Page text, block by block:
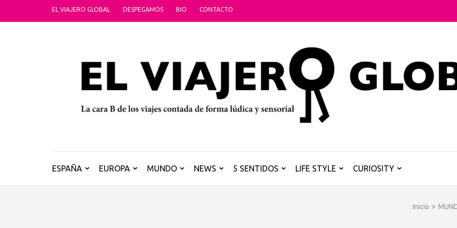
EL VIAJERO GLOBAL DESPEGAMOS BIO CONTACTO
ESPAÑA EUROPA MUNDO NEWS 5 SENTIDOS LIFE STYLE CURIOSITY
Inicio >